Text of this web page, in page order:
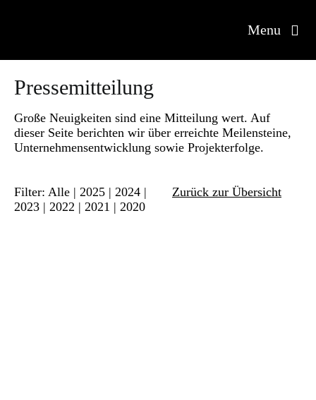
Menu
Property Management
ESG
Pressemitteilung
Große Neuigkeiten sind eine Mitteilung wert. Auf
dieser Seite berichten wir über erreichte Meilensteine,
Unternehmensentwicklung sowie Projekterfolge.
Filter: Alle | 2025 | 2024 |
2023 | 2022 | 2021 | 2020
Zurück zur Übersicht